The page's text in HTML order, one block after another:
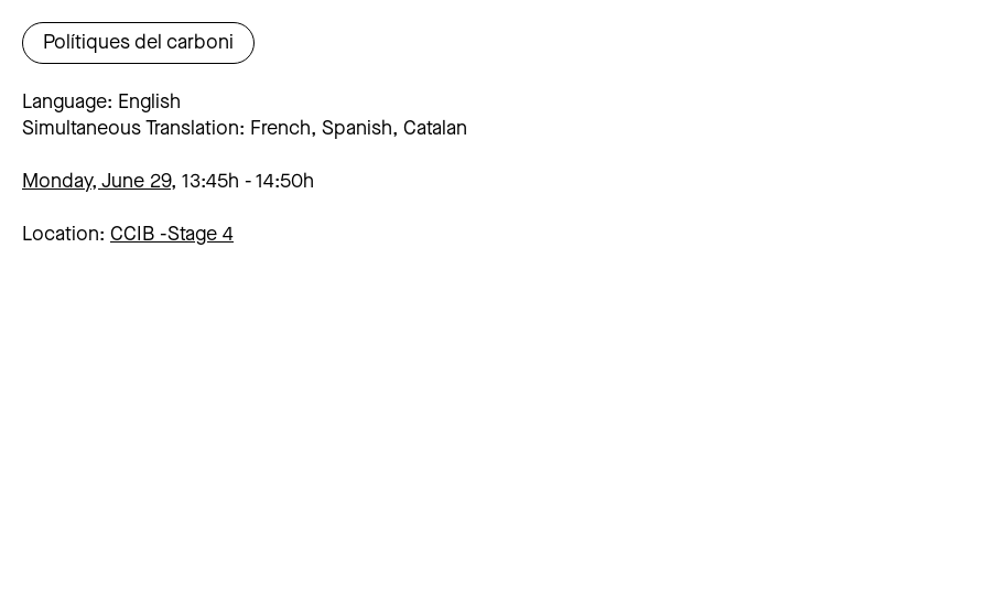
Polítiques del carboni
Language: English
Simultaneous Translation: French, Spanish, Catalan
Monday, June 29, 13:45h 14:50h
Location: CCIB -Stage 4